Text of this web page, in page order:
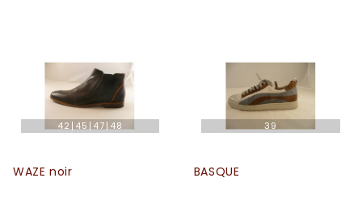
42 45 47 48
WAZE noir
39
BASQUE